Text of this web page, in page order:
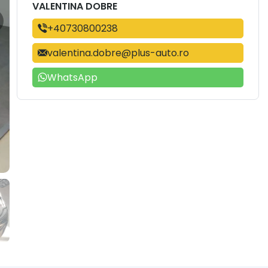
VALENTINA DOBRE
+40730800238
valentina.dobre@plus-auto.ro
WhatsApp